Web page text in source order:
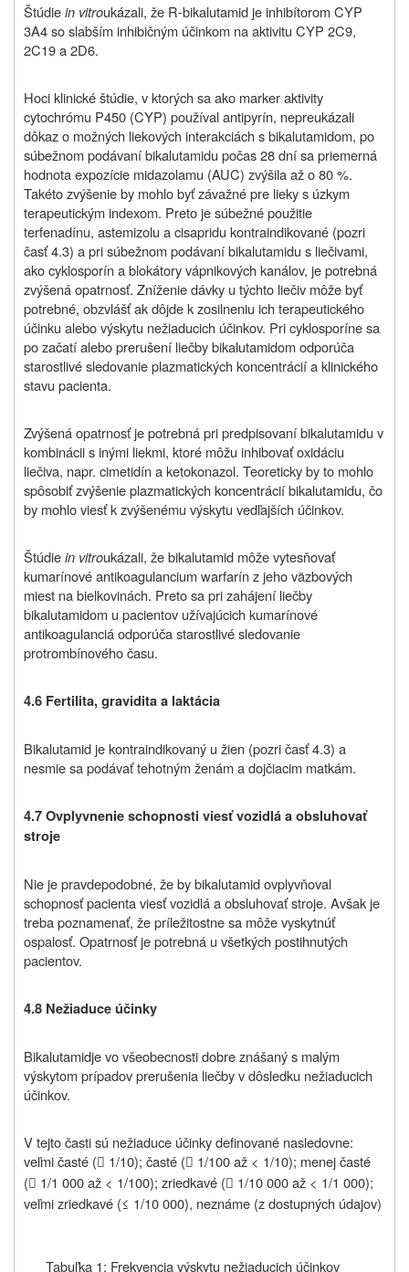
Štúdiein vitroukázali, že R-bikalutamid je inhibítorom CYP
3A4 so slabším inhibičným účinkom na aktivitu CYP 2C9,
2C19 a 2D6.
Hoci klinické štúdie, v ktorých sa ako marker aktivity
cytochrómu P450 (CYP) používal antipyrín, nepreukázali
dôkaz o možných liekových interakciách s bikalutamidom, po
súbežnom podávaní bikalutamidu počas 28 dní sa priemerná
hodnota expozície midazolamu (AUC) zvýšila až o 80 %.
Takéto zvýšenie by mohlo byť závažné pre lieky s úzkym
terapeutickým indexom. Preto je súbežné použitie
terfenadínu, astemizolu a cisapridu kontraindikované (pozri
časť 4.3) a pri súbežnom podávaní bikalutamidu s liečivami,
ako cyklosporín a blokátory vápnikových kanálov, je potrebná
zvýšená opatrnosť. Zníženie dávky u týchto liečiv môže byť
potrebné, obzvlášť ak dôjde k zosilneniu ich terapeutického
účinku alebo výskytu nežiaducich účinkov. Pri cyklosporíne sa
po začatí alebo prerušení liečby bikalutamidom odporúča
starostlivé sledovanie plazmatických koncentrácií a klinického
stavu pacienta.
Zvýšená opatrnosť je potrebná pri predpisovaní bikalutamidu v
kombinácii s inými liekmi, ktoré môžu inhibovať oxidáciu
liečiva, napr. cimetidín a ketokonazol. Teoreticky by to mohlo
spôsobiť zvýšenie plazmatických koncentrácií bikalutamidu, čo
by mohlo viesť k zvýšenému výskytu vedľajších účinkov.
Štúdiein vitroukázali, že bikalutamid môže vytesňovať
kumarínové antikoagulancium warfarín z jeho väzbových
miest na bielkovinách. Preto sa pri zahájení liečby
bikalutamidom u pacientov užívajúcich kumarínové
antikoagulanciá odporúča starostlivé sledovanie
protrombínového času.
4.6 Fertilita,gravidita a laktácia
Bikalutamid je kontraindikovaný u žien (pozri časť 4.3) a
nesmie sa podávať tehotným ženám a dojčiacim matkám.
4.7Ovplyvnenie schopnosti viesť vozidlá a obsluhovať
stroje
Nie je pravdepodobné, že by bikalutamid ovplyvňoval
schopnosť pacienta viesť vozidlá a obsluhovať stroje. Avšak je
treba poznamenať, že príležitostne sa môže vyskytnúť
ospalosť. Opatrnosť je potrebná u všetkých postihnutých
pacientov.
4.8 Nežiaduce účinky
Bikalutamidje vo všeobecnosti dobre znášaný s malým
výskytom prípadov prerušenia liečby v dôsledku nežiaducich
účinkov.
V tejto časti sú nežiaduce účinky definované nasledovne:
veľmi časté ( 1/10); časté ( 1/100 až < 1/10); menej časté
( 1/1 000 až < 1/100); zriedkavé ( 1/10 000 až < 1/1 000);
veľmi zriedkavé (≤ 1/10 000), neznáme (z dostupných údajov)
Tabuľka 1: Frekvencia výskytu nežiaducich účinkov